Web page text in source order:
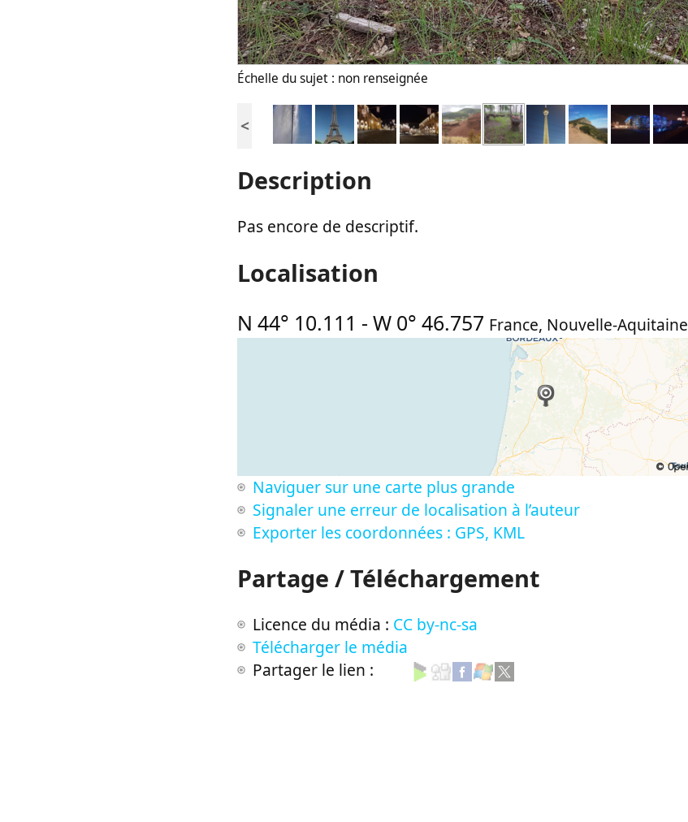
Échelle du sujet : non renseignée
<
Description
Pas encore de descriptif.
Localisation
N 44° 10.111 - W 0° 46.757 France, Nouvelle-Aquitaine
Naviguer sur une carte plus grande
Signaler une erreur de localisation à l’auteur
Exporter les coordonnées : GPS, KML
Partage / Téléchargement
Licence du média : CC by-nc-sa
Télécharger le média
Partager le lien :